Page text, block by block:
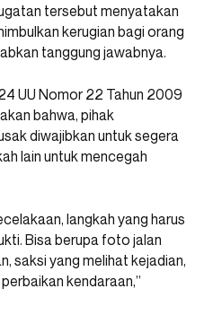
tersebut menyatakan
kerugian bagi orang
tanggung jawabnya.
UU Nomor 22 Tahun 2009
bahwa, pihak
diwajibkan untuk segera
lain untuk mencegah
langkah yang harus
Bisa berupa foto jalan
saksi yang melihat kejadian,
kendaraan,”